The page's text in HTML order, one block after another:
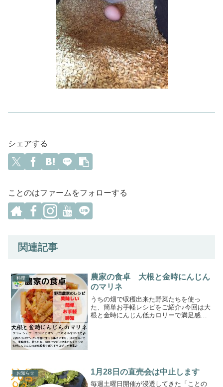
シェアする
ことのはファームをフォローする
関連記事
料理
農家の食卓 大根と金時にんじん
のマリネ
うちの畑で収穫出来た野菜たちを使っ
た、簡単お手軽レシピをご紹介♪今回は大
根と金時にんじん低カロリーで満足感を
お知らせ 1月28日の直売会は中止します
毎週土曜日開催が浸透してきた「ことの